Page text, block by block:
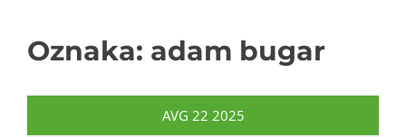
Oznaka: adam bugar
AVG 22 2025